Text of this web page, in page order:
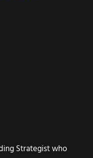
Strategist who